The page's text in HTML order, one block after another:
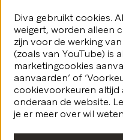
Diva gebruikt cookies.
weigert, worden alleen
zijn voor de werking
(zoals van YouTube) is
marketingcookies
aanvaarden’ of
cookievoorkeuren altijd
onderaan de website.
je er meer over wil